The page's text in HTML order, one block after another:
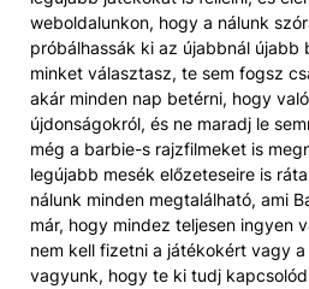
weboldalunkon, hogy a nálunk
próbálhassák ki az újabbnál
minket választasz, te sem fogsz
akár minden nap betérni, hogy
újdonságokról, és ne maradj le
még a barbie-s rajzfilmeket is
legújabb mesék előzeteseire is
nálunk minden megtalálható, ami
már, hogy mindez teljesen ingyen
nem kell fizetni a játékokért vagy
vagyunk, hogy te ki tudj